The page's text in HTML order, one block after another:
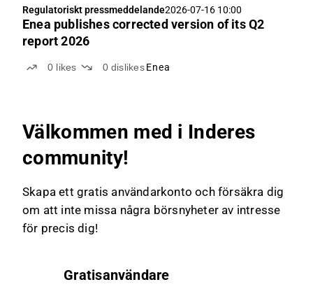
Regulatoriskt pressmeddelande2026-07-16 10:00
Enea publishes corrected version of its Q2
report 2026
0 likes 0 dislikes Enea
Välkommen med i Inderes
community!
Skapa ett gratis användarkonto och försäkra dig
om att inte missa några börsnyheter av intresse
för precis dig!
Gratisanvändare